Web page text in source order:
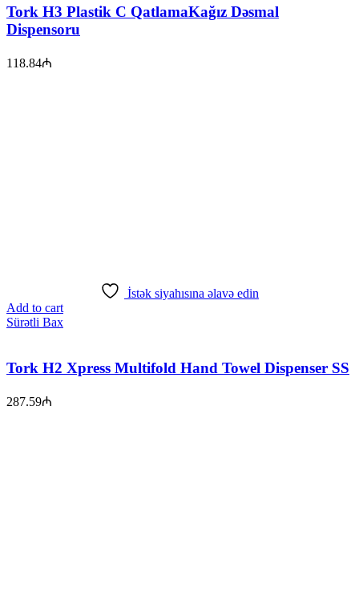
Tork H3 Plastik C QatlamaKağız Dəsmal
Dispensoru
118.84₼
İstək siyahısına əlavə edin
Add to cart
Sürətli Bax
Tork H2 Xpress Multifold Hand Towel Dispenser SS
287.59₼